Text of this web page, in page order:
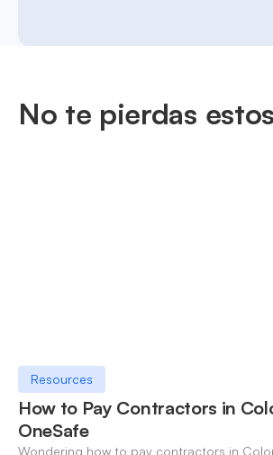
No te pierdas estos
Resources
How to Pay Contractors in
OneSafe
Wondering how to pay contractors in